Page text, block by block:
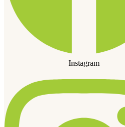
Instagram